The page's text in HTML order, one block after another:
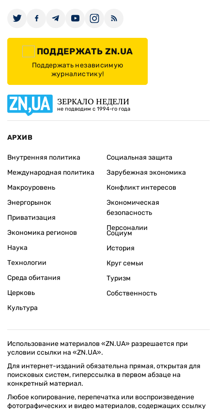
ПОДДЕРЖАТЬ ZN.UA
Поддержать независимую
журналистику!
ЗЕРКАЛО НЕДЕЛИ
не подводим с 1994-го года
АРХИВ
Внутренняя политика
Международная политика
Макроуровень
Энергорынок
Приватизация
Экономика регионов
Социальная защита
Зарубежная экономика
Конфликт интересов
Экономическая
безопасность
Персоналии
Наука
Технологии
Среда обитания
Церковь
Культура
Социум
История
Круг семьи
Туризм
Собственность
Использование материалов «ZN.UA» разрешается при
условии ссылки на «ZN.UA».
Для интернет-изданий обязательна прямая, открытая для
поисковых систем, гиперссылка в первом абзаце на
конкретный материал.
Любое копирование, перепечатка или воспроизведение
фотографических и видео материалов, содержащих ссылку